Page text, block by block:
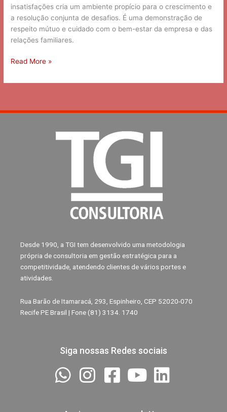
insatisfações cria um ambiente propício para o crescimento e
a resolução conjunta de desafios. É uma demonstração de
respeito mútuo e cuidado com o bem-estar da empresa e das
relações familiares.
Read More »
Desde 1990, a TGI tem desenvolvido uma metodologia
própria de consultoria em gestão estratégica para a
competitividade, atendendo clientes de vários portes e
atividades.
Rua Barão de Itamaracá, 293, Espinheiro, CEP 52020-070
Recife PE Brasil | Fone (81) 3134. 1740
Siga nossas Redes sociais